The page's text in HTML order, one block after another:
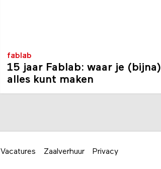
fablab
15 jaar Fablab: waar je (bijna)
alles kunt maken
Vacatures Zaalverhuur Privacy